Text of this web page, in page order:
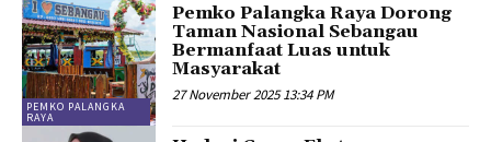
PEMKO PALANGKA
RAYA
Pemko Palangka Raya Dorong
Taman Nasional Sebangau
Bermanfaat Luas untuk
Masyarakat
27 November 2025 13:34 PM